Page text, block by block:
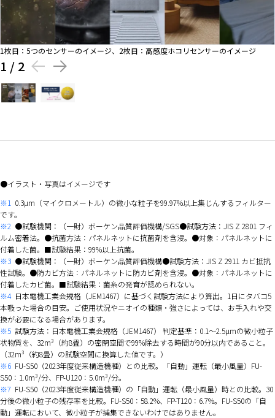
1枚目：5つのセンサーのイメージ、2枚目：高感度ホコリセンサーのイメージ
1 / 2
イラスト・写真はイメージです
※1 0.3µm（マイクロメートル）の微小な粒子を99.97%以上集じんするフィルター
です。
※2 ●試験機関：（一財）ボーケン品質評価機構/SGS●試験方法：JIS Z 2801 フィ
ルム密着法。●抗菌方法：パネルネットに抗菌剤を含浸。●対象：パネルネットに
付着した菌。■試験結果：99%以上抗菌。
※3 ●試験機関：（一財）ボーケン品質評価機構●試験方法：JIS Z 2911 カビ抵抗
性試験。●防カビ方法：パネルネットに防カビ剤を含浸。●対象：パネルネットに
付着したカビ菌。■試験結果：菌糸の発育が認められない。
※4 日本電機工業会規格（JEM1467）に基づく試験方法により算出。1日にタバコ5
本吸った場合の目安。ご使用状況やニオイの種類・強さによっては、お手入れや交
換が必要になる場合があります。
※5 試験方法：日本電機工業会規格（JEM1467） 判定基準：0.1～2.5µmの微小粒子
状物質を、32m³（約8畳）の密閉空間で99%除去する時間が90分以内であること。
（32m³（約8畳）の試験空間に換算した値です。）
※6 FU-S50（2023年度従来構造機種）との比較。「自動」運転（最小風量）FU-
S50：1.0m³/分、FP-U120：5.0m³/分。
※7 FU-S50（2023年度従来構造機種）の「自動」運転（最小風量）時との比較。30
分後の微小粒子の残存率を比較。FU-S50：58.2%、FP-T120：6.7%。FU-S50の「自
動」運転において、微小粒子が捕集できないわけではありません。